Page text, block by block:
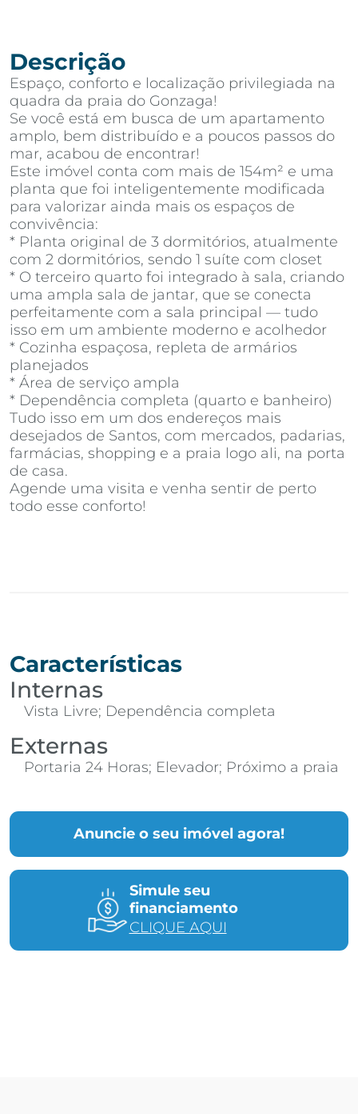
Descrição
Espaço, conforto e localização privilegiada na
quadra da praia do Gonzaga!
Se você está em busca de um apartamento
amplo, bem distribuído e a poucos passos do
mar, acabou de encontrar!
Este imóvel conta com mais de 154m² e uma
planta que foi inteligentemente modificada
para valorizar ainda mais os espaços de
convivência:
* Planta original de 3 dormitórios, atualmente
com 2 dormitórios, sendo 1 suíte com closet
* O terceiro quarto foi integrado à sala, criando
uma ampla sala de jantar, que se conecta
perfeitamente com a sala principal — tudo
isso em um ambiente moderno e acolhedor
* Cozinha espaçosa, repleta de armários
planejados
* Área de serviço ampla
* Dependência completa (quarto e banheiro)
Tudo isso em um dos endereços mais
desejados de Santos, com mercados, padarias,
farmácias, shopping e a praia logo ali, na porta
de casa.
Agende uma visita e venha sentir de perto
todo esse conforto!
Anuncie o seu imóvel agora!
Simule seu
financiamento
CLIQUE AQUI
Características
Internas
Vista Livre; Dependência completa
Externas
Portaria 24 Horas; Elevador; Próximo a praia